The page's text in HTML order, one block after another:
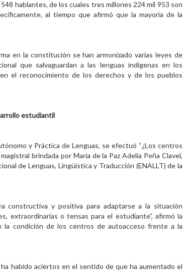
hablantes, de los cuales tres millones 224 mil 953 son
al tiempo que afirmó que la mayoría de la
en la constitución se han armonizado varias leyes de
que salvaguardan a las lenguas indígenas en los
el reconocimiento de los derechos y de los pueblos
estudiantil
y Práctica de Lenguas, se efectuó “¿Los centros
brindada por María de la Paz Adelia Peña Clavel,
de Lenguas, Lingüística y Traducción (ENALLT) de la
constructiva y positiva para adaptarse a la situación
extraordinarias o tensas para el estudiante”, afirmó la
condición de los centros de autoacceso frente a la
habido aciertos en el sentido de que ha aumentado el